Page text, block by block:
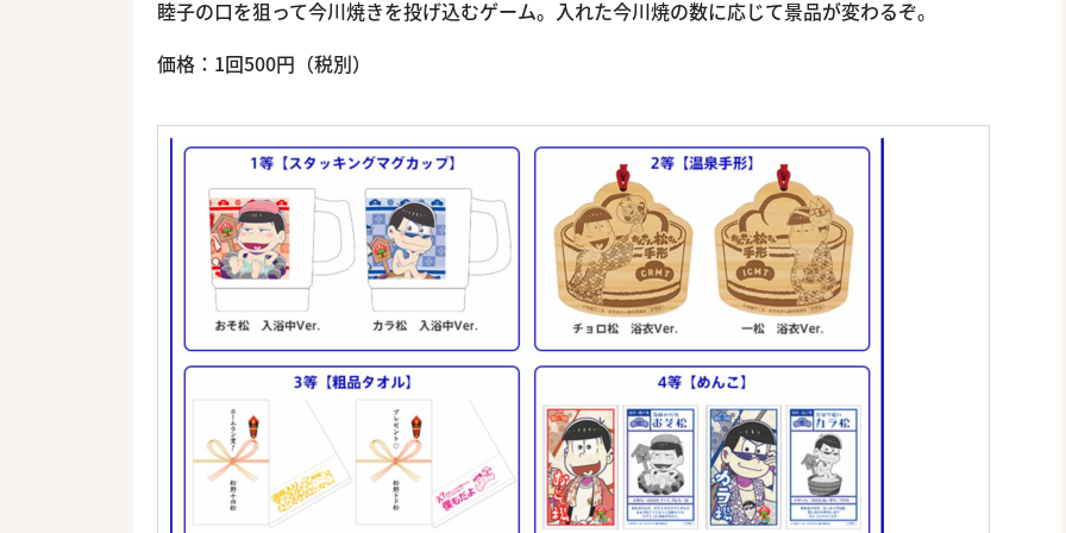
睦子の口を狙って今川焼きを投げ込むゲーム。入れた今川焼の数に応じて景品が変わるぞ。
価格：1回500円（税別）